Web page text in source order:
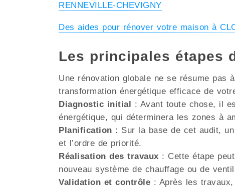
RENNEVILLE-CHEVIGNY
Des aides pour rénover votre maison à
Les principales étapes
Une rénovation globale ne se résume pas
transformation énergétique efficace de
Diagnostic initial
: Avant toute chose, il
énergétique, qui déterminera les zones à
Planification : Sur la base de cet audit,
et l’ordre de priorité.
Réalisation des travaux : Cette étape
nouveau système de chauffage ou de
Validation et contrôle : Après les